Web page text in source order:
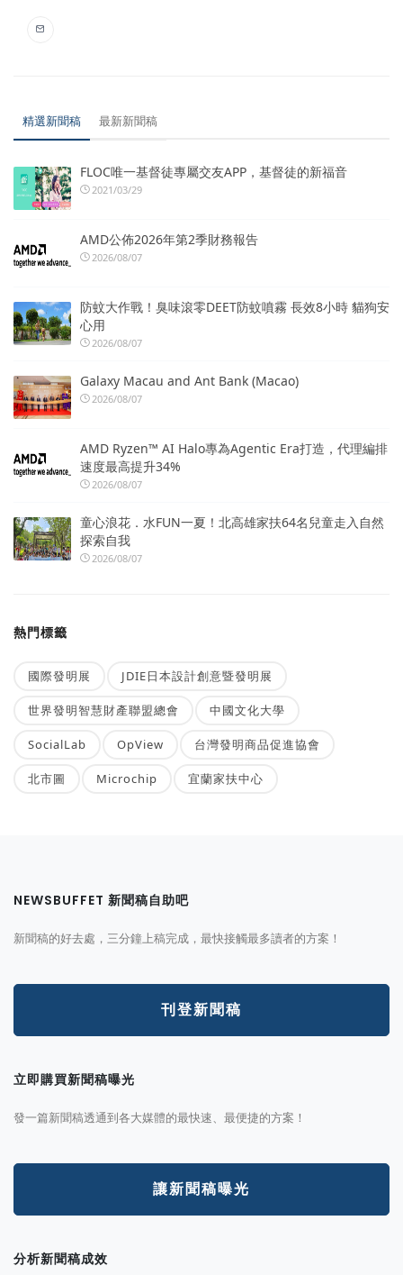
精選新聞稿 最新新聞稿
FLOC唯一基督徒專屬交友APP，基督徒的新福音
2021/03/29
AMD公佈2026年第2季財務報告
2026/08/07
防蚊大作戰！臭味滾零DEET防蚊噴霧 長效8小時 貓狗安
心用
2026/08/07
Galaxy Macau and Ant Bank (Macao)
2026/08/07
AMD Ryzen™ AI Halo專為Agentic Era打造，代理編排
速度最高提升34%
2026/08/07
童心浪花．水FUN一夏！北高雄家扶64名兒童走入自然
探索自我
2026/08/07
熱門標籤
國際發明展 JDIE日本設計創意暨發明展
世界發明智慧財產聯盟總會 中國文化大學
SocialLab OpView 台灣發明商品促進協會
北市圖 Microchip 宜蘭家扶中心
NEWSBUFFET 新聞稿自助吧
新聞稿的好去處，三分鐘上稿完成，最快接觸最多讀者的方案！
刊登新聞稿
立即購買新聞稿曝光
發一篇新聞稿透通到各大媒體的最快速、最便捷的方案！
讓新聞稿曝光
分析新聞稿成效